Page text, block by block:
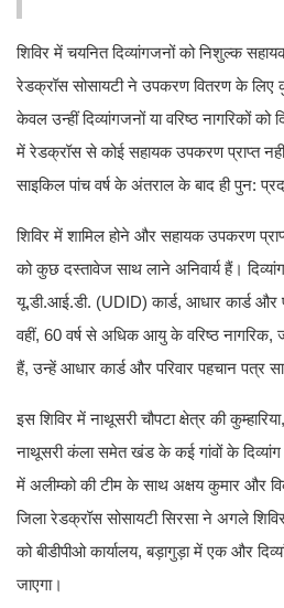
शिविर में चयनित दिव्यांगजनों को निशुल्क
रेडक्रॉस सोसायटी ने उपकरण वितरण के
केवल उन्हीं दिव्यांगजनों या वरिष्ठ नागरिकों को
में रेडक्रॉस से कोई सहायक उपकरण प्राप्त नहीं
साइकिल पांच वर्ष के अंतराल के बाद ही पुन:
शिविर में शामिल होने और सहायक उपकरण
को कुछ दस्तावेज साथ लाने अनिवार्य हैं।
यू.डी.आई.डी. (UDID) कार्ड, आधार कार्ड और
वहीं, 60 वर्ष से अधिक आयु के वरिष्ठ नागरिक,
हैं, उन्हें आधार कार्ड और परिवार पहचान पत्र
इस शिविर में नाथूसरी चौपटा क्षेत्र की
नाथूसरी कंला समेत खंड के कई गांवों के दिव्यांग
में अलीम्को की टीम के साथ अक्षय कुमार और
जिला रेडक्रॉस सोसायटी सिरसा ने अगले
को बीडीपीओ कार्यालय, बड़ागुड़ा में एक और
जाएगा।